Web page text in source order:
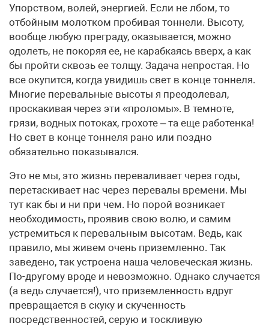
Упорством, волей, энергией. Если не лбом, то
отбойным молотком пробивая тоннели. Высоту,
вообще любую преграду, оказывается, можно
одолеть, не покоряя ее, не карабкаясь вверх, а как
бы пройти сквозь ее толщу. Задача непростая. Но
все окупится, когда увидишь свет в конце тоннеля.
Многие перевальные высоты я преодолевал,
проскакивая через эти «проломы». В темноте,
грязи, водных потоках, грохоте – та еще работенка!
Но свет в конце тоннеля рано или поздно
обязательно показывался.
Это не мы, это жизнь переваливает через годы,
перетаскивает нас через перевалы времени. Мы
тут как бы и ни при чем. Но порой возникает
необходимость, проявив свою волю, и самим
устремиться к перевальным высотам. Ведь, как
правило, мы живем очень приземленно. Так
заведено, так устроена наша человеческая жизнь.
По-другому вроде и невозможно. Однако случается
(а ведь случается!), что приземленность вдруг
превращается в скуку и скученность
посредственностей, серую и тоскливую